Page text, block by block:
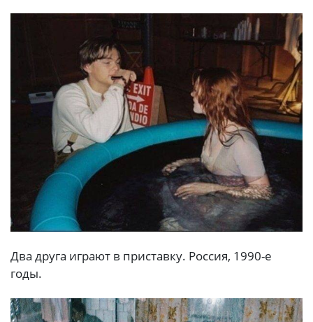
Два друга играют в приставку. Россия, 1990-е
годы.